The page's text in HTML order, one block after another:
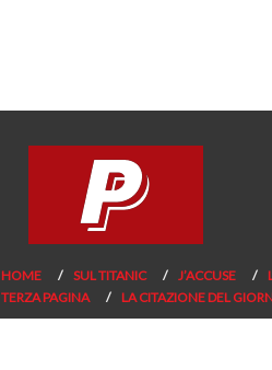
HOME SUL TITANIC J’ACCUSE
TERZA PAGINA
LA CITAZIONE DEL